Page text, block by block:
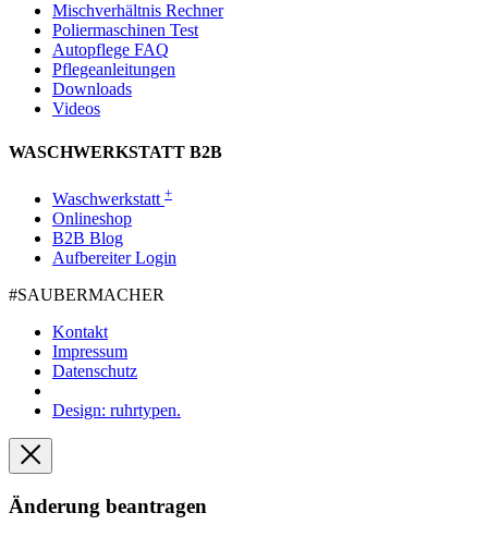
Mischverhältnis Rechner
Poliermaschinen Test
Autopflege FAQ
Pflegeanleitungen
Downloads
Videos
WASCHWERKSTATT B2B
Waschwerkstatt +
Onlineshop
B2B Blog
Aufbereiter Login
#SAUBER­MACHER
Kontakt
Impressum
Datenschutz
Design: ruhrtypen.
Änderung beantragen